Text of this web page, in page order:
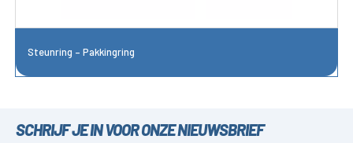
Steunring – Pakkingring
SCHRIJF JE IN VOOR ONZE NIEUWSBRIEF